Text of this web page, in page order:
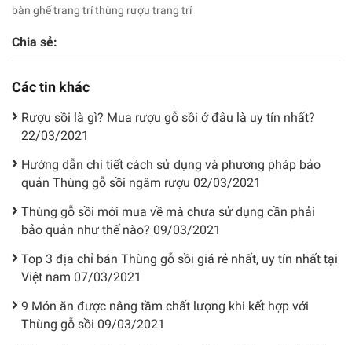
bàn ghế trang tríthùng rượu trang trí
Chia sẻ:
Các tin khác
Rượu sồi là gì? Mua rượu gỗ sồi ở đâu là uy tín nhất?
22/03/2021
Hướng dẫn chi tiết cách sử dụng và phương pháp bảo
quản Thùng gỗ sồi ngâm rượu 02/03/2021
Thùng gỗ sồi mới mua về mà chưa sử dụng cần phải
bảo quản như thế nào? 09/03/2021
Top 3 địa chỉ bán Thùng gỗ sồi giá rẻ nhất, uy tín nhất tại
Việt nam 07/03/2021
9 Món ăn được nâng tầm chất lượng khi kết hợp với
Thùng gỗ sồi 09/03/2021